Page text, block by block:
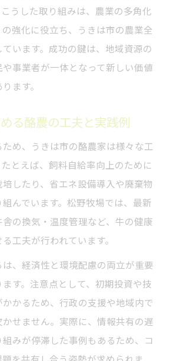
うした取り組みは、農業の多角化
強化に役立ち、うきは市の農業全
います。成功の鍵は、地域資源の
事業者が一体となって新しい価値
ます。
る酪農の工夫と実践例
め、うきは市の酪農家は様々な工
とえば、飼料自給率向上のために
したり、省エネ設備導入や廃棄物
んでいます。松野牧場では、最新
の換気・温度管理など、牛の健康
工夫が行われています。
、経済性と環境配慮の両立が重要
す。注意点として、初期投資や技
かるため、行政の支援や地域内で
せません。実際に、情報共有の遅
みが停滞した事例もあるため、コ